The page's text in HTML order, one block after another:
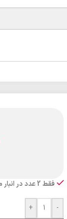
فقط 2 عدد در انبار موجود است
-
+